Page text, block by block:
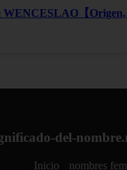
【Origen,
del-
Inicio nombres